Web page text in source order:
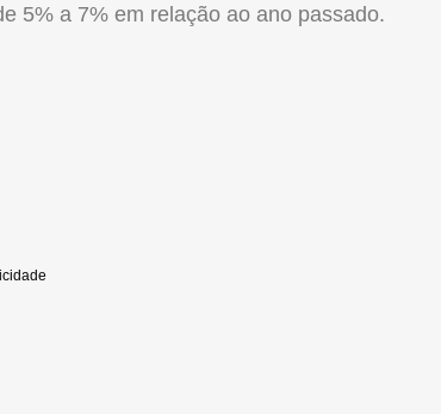
5% a 7% em relação ao ano passado.